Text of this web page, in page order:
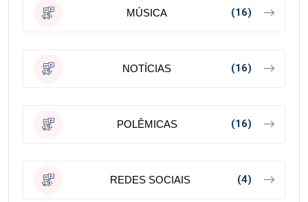
MÚSICA (16)
NOTÍCIAS (16)
POLÊMICAS (16)
REDES SOCIAIS (4)